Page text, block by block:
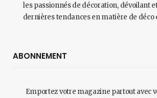
les passionnés de décoration, dévoilant
dernières tendances en matière de déco
ABONNEMENT
Emportez votre magazine partout avec